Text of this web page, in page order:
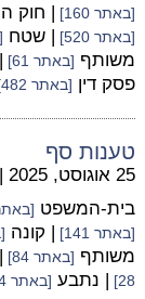
[באתר 160] | חוק
[באתר 520] | שטח
משותף [באתר 61]
פסק דין [באתר 482]
טענות סף
25 אוגוסט, 2025 |
בית-המשפט [באתר
[באתר 141] | קונה
משותף [באתר 84]
28]
| נתבע [באתר 14]